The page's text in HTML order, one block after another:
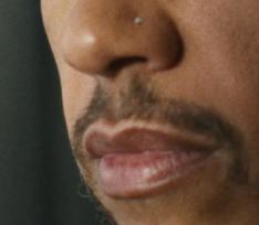
PARAPULSE
PARA
no deja de buscar
cada
Su RIMOWA Original
sus viajes, y cada
lugares que ha